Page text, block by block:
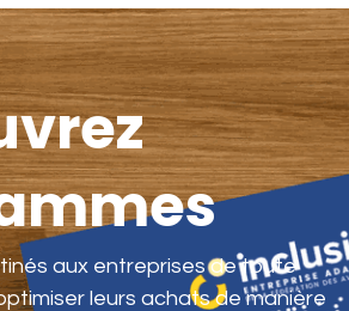
aux entreprises de toute
leurs achats de manière